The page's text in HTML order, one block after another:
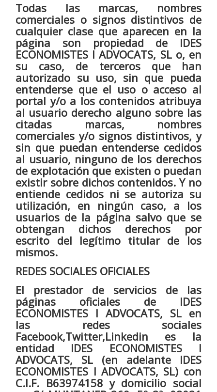
Todas las marcas, nombres
comerciales o signos distintivos de
cualquier clase que aparecen en la
página son propiedad de IDES
ECONOMISTES I ADVOCATS, SL o, en
su caso, de terceros que han
autorizado su uso, sin que pueda
entenderse que el uso o acceso al
portal y/o a los contenidos atribuya
al usuario derecho alguno sobre las
citadas marcas, nombres
comerciales y/o signos distintivos, y
sin que puedan entenderse cedidos
al usuario, ninguno de los derechos
de explotación que existen o puedan
existir sobre dichos contenidos. Y no
entiende cedidos ni se autoriza su
utilización, en ningún caso, a los
usuarios de la página salvo que se
obtengan dichos derechos por
escrito del legítimo titular de los
mismos.
REDES SOCIALES OFICIALES
El prestador de servicios de las
páginas oficiales de IDES
ECONOMISTES I ADVOCATS, SL en
las redes sociales
Facebook,Twitter,Linkedin es la
entidad IDES ECONOMISTES I
ADVOCATS, SL (en adelante IDES
ECONOMISTES I ADVOCATS, SL) con
C.I.F. B63974158 y domicilio social